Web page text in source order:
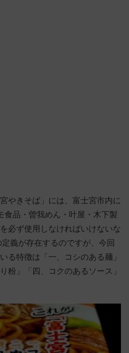
やきそば」には、富士宮市内に
食品・曽我めん・叶屋・木下製
必ず使用しなければいけないな
定義が存在するのですが、今回
る特徴は「一、コシのある麺」
粉」「四、コクのあるソース」